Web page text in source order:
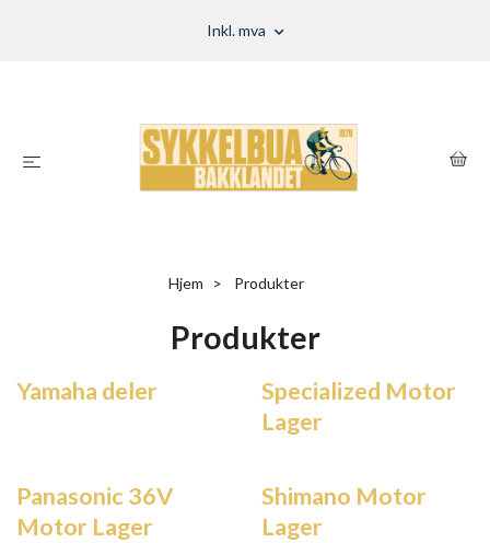
Inkl. mva
Hjem Produkter
Produkter
Yamaha deler
Specialized Motor
Lager
Panasonic 36V
Motor Lager
Shimano Motor
Lager